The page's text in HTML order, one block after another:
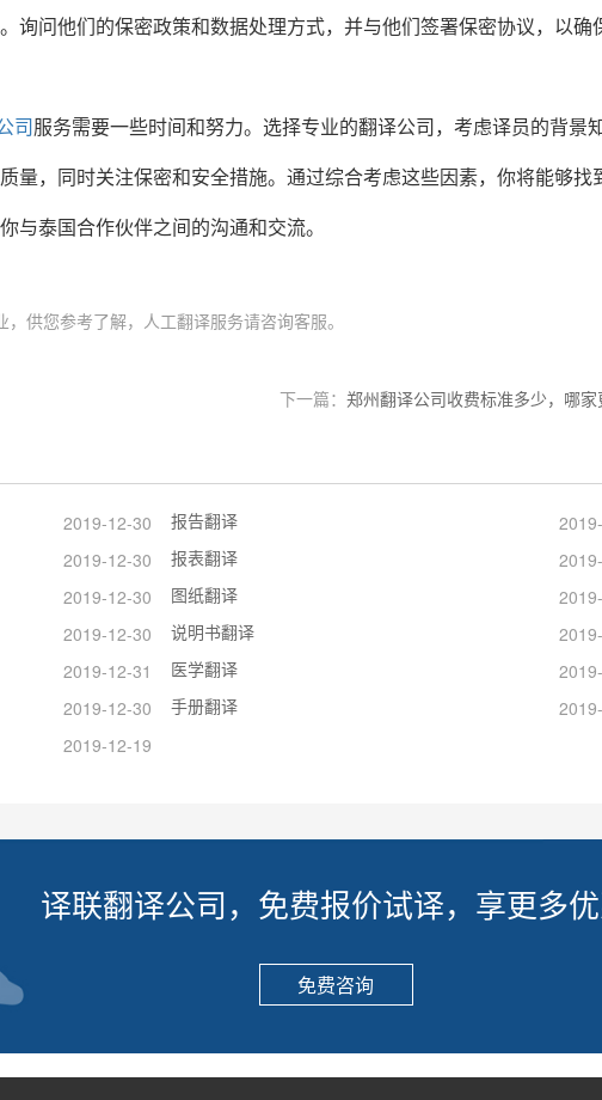
询问他们的保密政策和数据处理方式，并与他们签署保密协议，以确
司服务需要一些时间和努力。选择专业的翻译公司，考虑译员的背景知
量，同时关注保密和安全措施。通过综合考虑这些因素，你将能够找
与泰国合作伙伴之间的沟通和交流。
供您参考了解，人工翻译服务请咨询客服。
下一篇： 郑州翻译公司收费标准多少，哪家
2019-12-30 报告翻译
2019-12-30 报表翻译
2019-12-30 图纸翻译
2019-12-30 说明书翻译
2019-12-31 医学翻译
2019-12-30 手册翻译
2019-12-19
译联翻译公司，免费报价试译，享更多
免费咨询